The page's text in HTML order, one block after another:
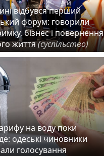
відбувся перший
форум: говорили
бізнес і повернення
життя(суспільство)
на воду поки
одеські чиновники
голосування